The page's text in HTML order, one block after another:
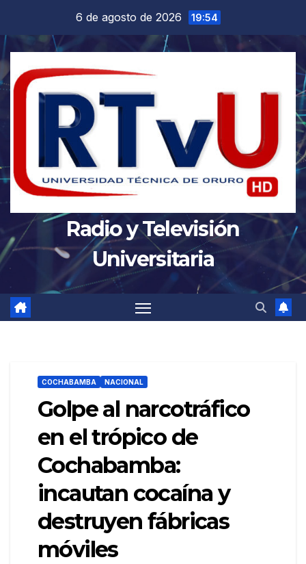
contenido
6 de agosto de 2026 19:54
Radio y Televisión
Universitaria
COCHABAMBA NACIONAL
Golpe al narcotráfico
en el trópico de
Cochabamba:
incautan cocaína y
destruyen fábricas
móviles